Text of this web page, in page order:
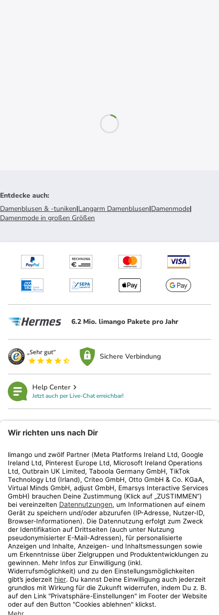
Entdecke auch:
Damenblusen & -tuniken|Langarm Damenblusen|Damenmode|
Damenmode in großen Größen
6.2 Mio. limango Pakete pro Jahr
Sichere Verbindung
Help Center
Jetzt auch per Live-Chat erreichbar!
Kundenservice
Shop
Aktionen
Travel